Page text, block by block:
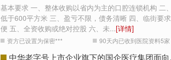
基本要求 一、整体收购以省内为主的口腔连锁机构 二
低于600平方米 三、盈亏不限，债务清晰 四、临街要
便 五、全资收购或绝对控股 六、未...[详情]
资方已设置为保密*** 90天内已收到医院资料5家
中华